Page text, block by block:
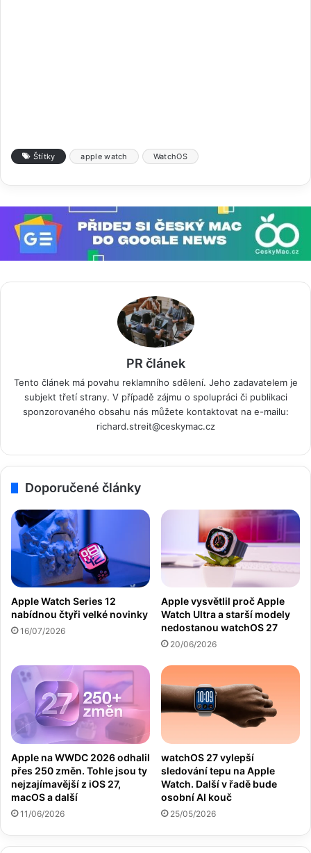
Štítky apple watch WatchOS
PR článek
Tento článek má povahu reklamního sdělení. Jeho zadavatelem je
subjekt třetí strany. V případě zájmu o spolupráci či publikaci
sponzorovaného obsahu nás můžete kontaktovat na e-mailu:
richard.streit@ceskymac.cz
Doporučené články
Apple Watch Series 12
nabídnou čtyři velké novinky
16/07/2026
Apple vysvětlil proč Apple
Watch Ultra a starší modely
nedostanou watchOS 27
20/06/2026
Apple na WWDC 2026 odhalil
přes 250 změn. Tohle jsou ty
nejzajímavější z iOS 27,
macOS a další
11/06/2026
watchOS 27 vylepší
sledování tepu na Apple
Watch. Další v řadě bude
osobní AI kouč
25/05/2026